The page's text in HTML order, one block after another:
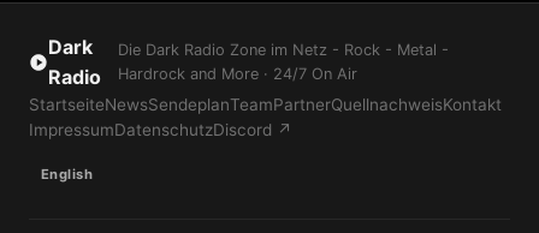
Dark
Radio
Die Dark Radio Zone im Netz - Rock - Metal -
Hardrock and More · 24/7 On Air
StartseiteNewsSendeplanTeamPartnerQuellnachweisKontakt
ImpressumDatenschutzDiscord ↗
English